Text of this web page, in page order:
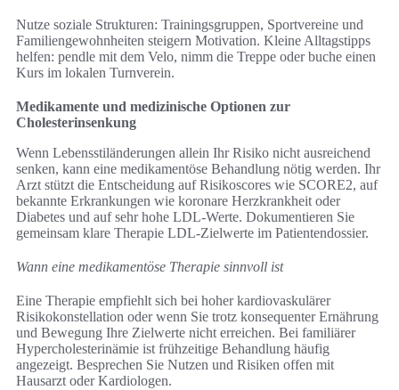
Nutze soziale Strukturen: Trainingsgruppen, Sportvereine und
Familiengewohnheiten steigern Motivation. Kleine Alltagstipps
helfen: pendle mit dem Velo, nimm die Treppe oder buche einen
Kurs im lokalen Turnverein.
Medikamente und medizinische Optionen zur
Cholesterinsenkung
Wenn Lebensstiländerungen allein Ihr Risiko nicht ausreichend
senken, kann eine medikamentöse Behandlung nötig werden. Ihr
Arzt stützt die Entscheidung auf Risikoscores wie SCORE2, auf
bekannte Erkrankungen wie koronare Herzkrankheit oder
Diabetes und auf sehr hohe LDL-Werte. Dokumentieren Sie
gemeinsam klare Therapie LDL-Zielwerte im Patientendossier.
Wann eine medikamentöse Therapie sinnvoll ist
Eine Therapie empfiehlt sich bei hoher kardiovaskulärer
Risikokonstellation oder wenn Sie trotz konsequenter Ernährung
und Bewegung Ihre Zielwerte nicht erreichen. Bei familiärer
Hypercholesterinämie ist frühzeitige Behandlung häufig
angezeigt. Besprechen Sie Nutzen und Risiken offen mit
Hausarzt oder Kardiologen.